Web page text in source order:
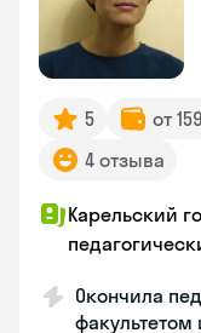
5 от
4 отзыва
Карельский
Окончила